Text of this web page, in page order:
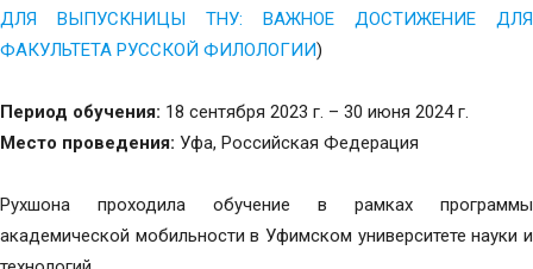
ДЛЯ ВЫПУСКНИЦЫ ТНУ: ВАЖНОЕ ДОСТИЖЕНИЕ ДЛЯ
ФАКУЛЬТЕТА РУССКОЙ ФИЛОЛОГИИ)
Период обучения: 18 сентября 2023 г. – 30 июня 2024 г.
Место проведения: Уфа, Российская Федерация
Рухшона проходила обучение в рамках программы
академической мобильности в Уфимском университете науки и